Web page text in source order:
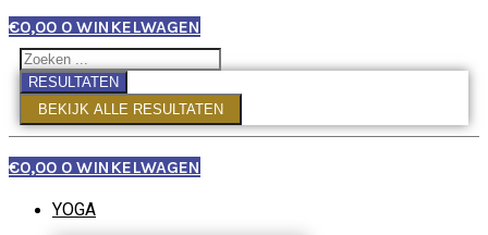
€0,00 0 WINKELWAGEN
RESULTATEN
BEKIJK ALLE RESULTATEN
€0,00 0 WINKELWAGEN
YOGA